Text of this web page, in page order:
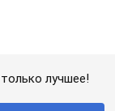
лучшее!